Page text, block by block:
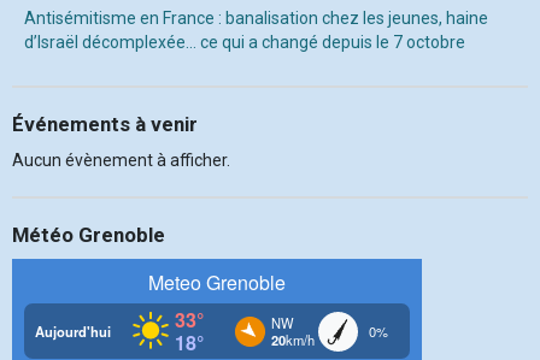
Antisémitisme en France : banalisation chez les jeunes, haine
d’Israël décomplexée… ce qui a changé depuis le 7 octobre
Événements à venir
Aucun évènement à afficher.
Météo Grenoble